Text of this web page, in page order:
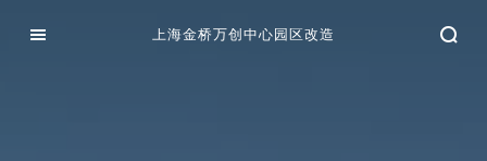
上海金桥万创中心园区改造